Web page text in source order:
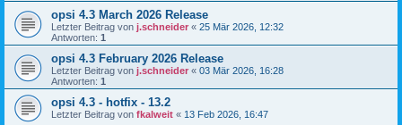
opsi 4.3 March 2026 Release
Letzter Beitrag von j.schneider « 25 Mär 2026, 12:32
Antworten: 1
opsi 4.3 February 2026 Release
Letzter Beitrag von j.schneider « 03 Mär 2026, 16:28
Antworten: 1
opsi 4.3 - hotfix - 13.2
Letzter Beitrag von fkalweit « 13 Feb 2026, 16:47